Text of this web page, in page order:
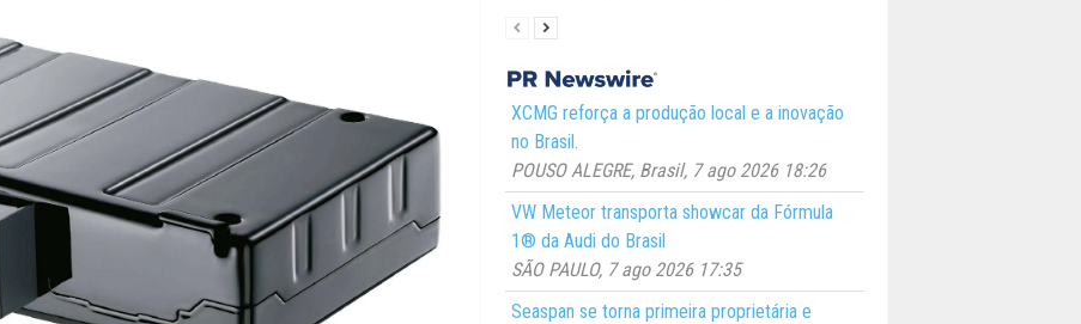
XCMG reforça a produção local e a inovação
no Brasil.
POUSO ALEGRE, Brasil, 7 ago 2026 18:26
VW Meteor transporta showcar da Fórmula
1® da Audi do Brasil
SÃO PAULO, 7 ago 2026 17:35
Seaspan se torna primeira proprietária e